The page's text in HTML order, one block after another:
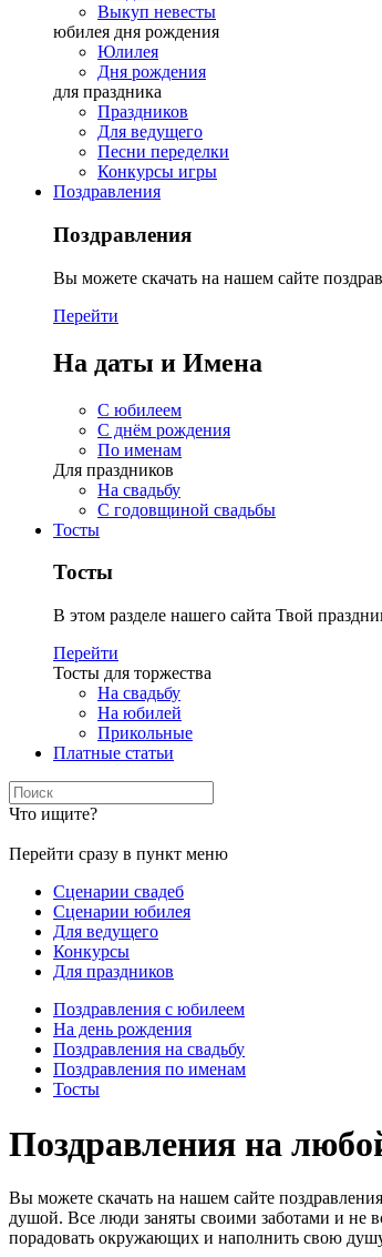
Выкуп невесты
юбилея дня рождения
Юлилея
Дня рождения
для праздника
Праздников
Для ведущего
Песни переделки
Конкурсы игры
Поздравления
Поздравления
Вы можете скачать на нашем сайте
Перейти
На даты и Имена
С юбилеем
С днём рождения
По именам
Для праздников
На свадьбу
С годовщиной свадьбы
Тосты
Тосты
В этом разделе нашего сайта Твой
Перейти
Тосты для торжества
На свадьбу
На юбилей
Прикольные
Платные статьи
Что ищите?
Перейти сразу в пункт меню
Сценарии свадеб
Сценарии юбилея
Для ведущего
Конкурсы
Для праздников
Поздравления с юбилеем
На день рождения
Поздравления на свадьбу
Поздравления по именам
Тосты
Поздравления на
Вы можете скачать на нашем сайте
душой. Все люди заняты своими заботами и не
порадовать окружающих и наполнить свою